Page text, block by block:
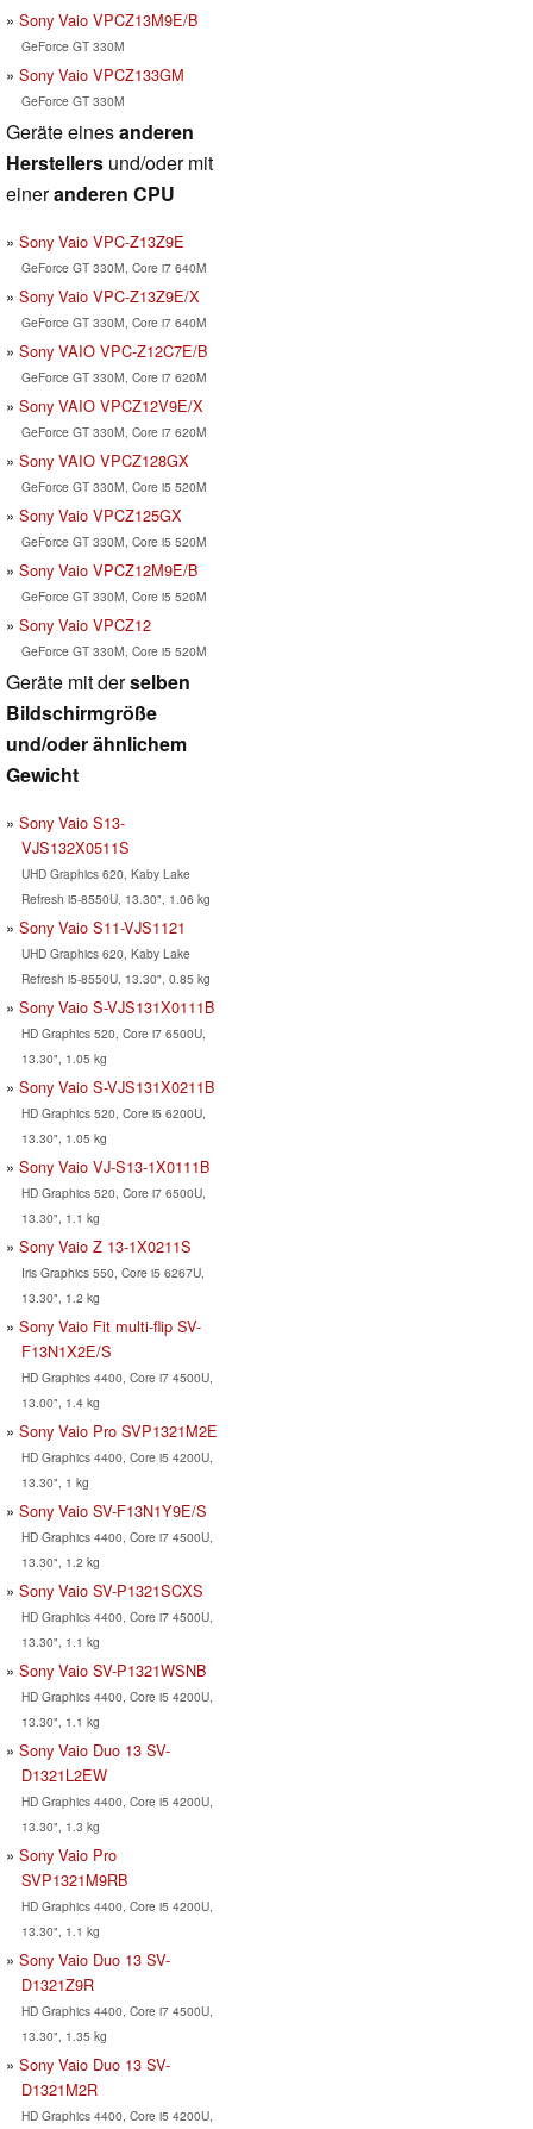
Sony Vaio VPCZ13M9E/B
GeForce GT 330M
Sony Vaio VPCZ133GM
GeForce GT 330M
Geräte einesanderen
Herstellers und/oder mit
eineranderen CPU
Sony Vaio VPC-Z13Z9E
GeForce GT 330M, Core i7 640M
Sony Vaio VPC-Z13Z9E/X
GeForce GT 330M, Core i7 640M
Sony VAIO VPC-Z12C7E/B
GeForce GT 330M, Core i7 620M
Sony VAIO VPCZ12V9E/X
GeForce GT 330M, Core i7 620M
Sony VAIO VPCZ128GX
GeForce GT 330M, Core i5 520M
Sony Vaio VPCZ125GX
GeForce GT 330M, Core i5 520M
Sony Vaio VPCZ12M9E/B
GeForce GT 330M, Core i5 520M
Sony Vaio VPCZ12
GeForce GT 330M, Core i5 520M
Geräte mit derselben
Bildschirmgröße
und/oder ähnlichem
Gewicht
Sony Vaio S13-
VJS132X0511S
UHD Graphics 620, Kaby Lake
Refresh i5-8550U, 13.30", 1.06 kg
Sony Vaio S11-VJS1121
UHD Graphics 620, Kaby Lake
Refresh i5-8550U, 13.30", 0.85 kg
Sony Vaio S-VJS131X0111B
HD Graphics 520, Core i7 6500U,
13.30", 1.05 kg
Sony Vaio S-VJS131X0211B
HD Graphics 520, Core i5 6200U,
13.30", 1.05 kg
Sony Vaio VJ-S13-1X0111B
HD Graphics 520, Core i7 6500U,
13.30", 1.1 kg
Sony Vaio Z 13-1X0211S
Iris Graphics 550, Core i5 6267U,
13.30", 1.2 kg
Sony Vaio Fit multi-flip SV-
F13N1X2E/S
HD Graphics 4400, Core i7 4500U,
13.00", 1.4 kg
Sony Vaio Pro SVP1321M2E
HD Graphics 4400, Core i5 4200U,
13.30", 1 kg
Sony Vaio SV-F13N1Y9E/S
HD Graphics 4400, Core i7 4500U,
13.30", 1.2 kg
Sony Vaio SV-P1321SCXS
HD Graphics 4400, Core i7 4500U,
13.30", 1.1 kg
Sony Vaio SV-P1321WSNB
HD Graphics 4400, Core i5 4200U,
13.30", 1.1 kg
Sony Vaio Duo 13 SV-
D1321L2EW
HD Graphics 4400, Core i5 4200U,
13.30", 1.3 kg
Sony Vaio Pro
SVP1321M9RB
HD Graphics 4400, Core i5 4200U,
13.30", 1.1 kg
Sony Vaio Duo 13 SV-
D1321Z9R
HD Graphics 4400, Core i7 4500U,
13.30", 1.35 kg
Sony Vaio Duo 13 SV-
D1321M2R
HD Graphics 4400, Core i5 4200U,